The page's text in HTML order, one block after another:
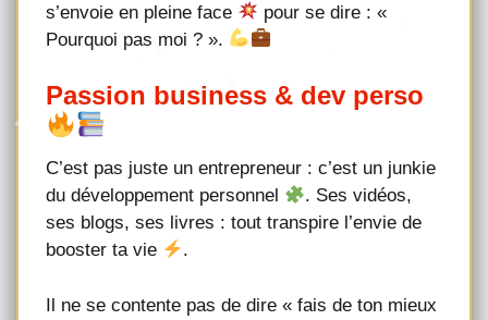
s’envoie en pleine face
pour se dire : «
Pourquoi pas moi ? ».
Passion business & dev perso
C’est pas juste un entrepreneur : c’est un junkie
du développement personnel
. Ses vidéos,
ses blogs, ses livres : tout transpire l’envie de
booster ta vie
.
Il ne se contente pas de dire « fais de ton mieux